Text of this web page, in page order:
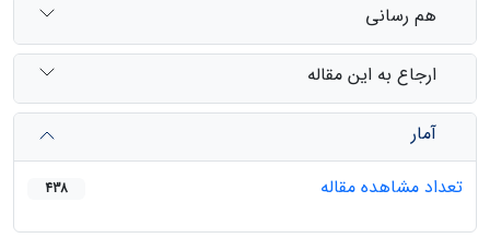
هم رسانی
ارجاع به این مقاله
آمار
تعداد مشاهده مقاله
438